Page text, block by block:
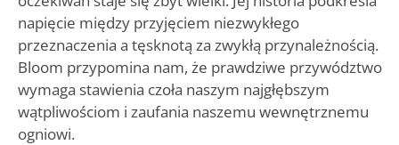
napięcie między przyjęciem niezwykłego
przeznaczenia a tęsknotą za zwykłą przynależnością.
Bloom przypomina nam, że prawdziwe przywództwo
wymaga stawienia czoła naszym najgłębszym
wątpliwościom i zaufania naszemu wewnętrznemu
ogniowi.